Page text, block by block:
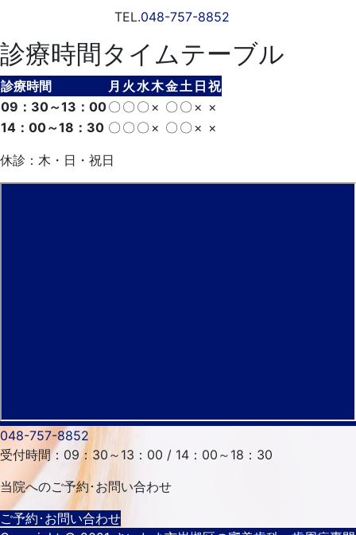
TEL.048-757-8852
診療時間タイムテーブル
診療時間 月 火 水木金土 日 祝
09：30～13：00〇 〇 〇 × 〇 〇 × ×
14：00～18：30 〇 〇 〇 × 〇 〇 × ×
休診：木・日・祝日
048-757-8852
受付時間：09：30～13：00 / 14：00～18：30
当院へのご予約･ お問い合わせ
ご予約･お問い合わせ